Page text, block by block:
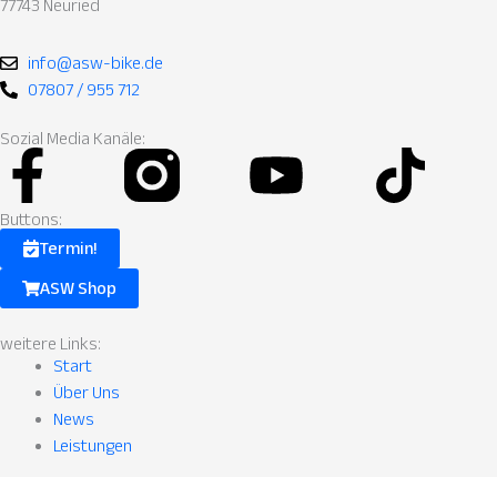
77743 Neuried
info@asw-bike.de
07807 / 955 712
Sozial Media Kanäle:
Facebook-
f
Instagram
Youtube
Buttons:
Termin!
ASW Shop
weitere Links:
Start
Über Uns
News
Leistungen